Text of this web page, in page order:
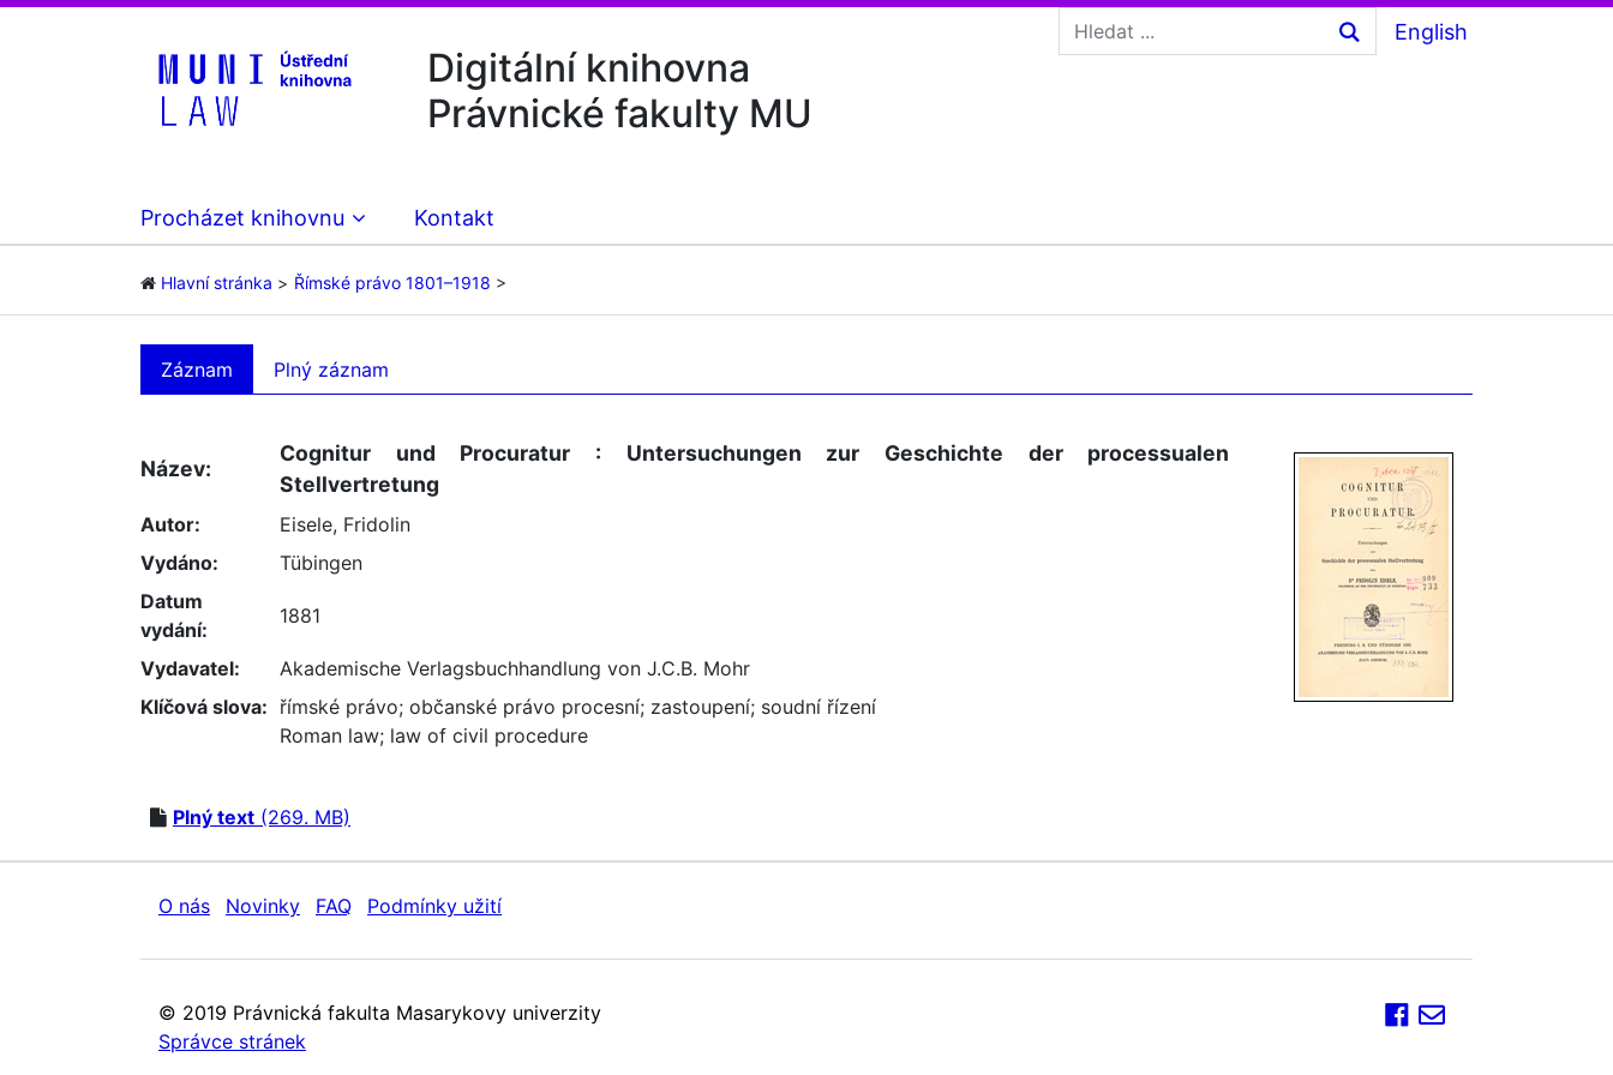
Digitální knihovna
Právnické fakulty MU
English
Procházet knihovnu Kontakt
Hlavní stránka Římské právo 1801–1918
Záznam Plný záznam
Název:
Cognitur und Procuratur : Untersuchungen zur Geschichte der processualen
Stellvertretung
Autor:
Eisele, Fridolin
Vydáno:
Tübingen
Datum
vydání:
1881
Vydavatel:
Akademische Verlagsbuchhandlung von J.C.B. Mohr
Klíčová slova: římské právo; občanské právo procesní; zastoupení; soudní řízení
Roman law; law of civil procedure
Plný text (269. MB)
O nás Novinky FAQ Podmínky užití
© 2019 Právnická fakulta Masarykovy univerzity
Správce stránek